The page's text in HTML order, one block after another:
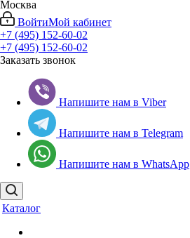
Москва
ВойтиМой кабинет
+7 (495) 152-60-02
+7 (495) 152-60-02
Заказать звонок
Напишите нам в Viber
Напишите нам в Telegram
Напишите нам в WhatsApp
Каталог